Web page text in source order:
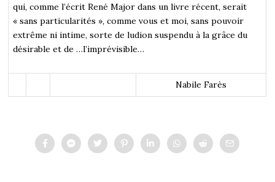
qui, comme l’écrit René Major dans un livre récent, serait
« sans particularités », comme vous et moi, sans pouvoir
extrême ni intime, sorte de ludion suspendu à la grâce du
désirable et de …l’imprévisible…
Nabile Farès